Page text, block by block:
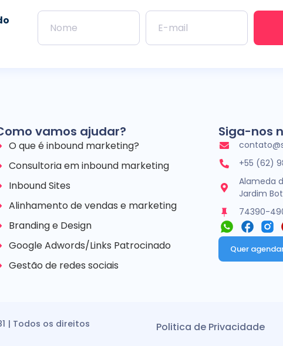
Siga-nos
+55 (62)
Alameda
Jardim
74390-
Quer
vamos ajudar?
O que é inbound marketing?
Consultoria em inbound marketing
Inbound Sites
Alinhamento de vendas e marketing
Branding e Design
Google Adwords/Links Patrocinado
Gestão de redes sociais
Politica de Privacidade
| Todos os direitos